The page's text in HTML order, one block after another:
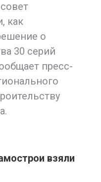
как
о
30 серий
пресс-
взяли